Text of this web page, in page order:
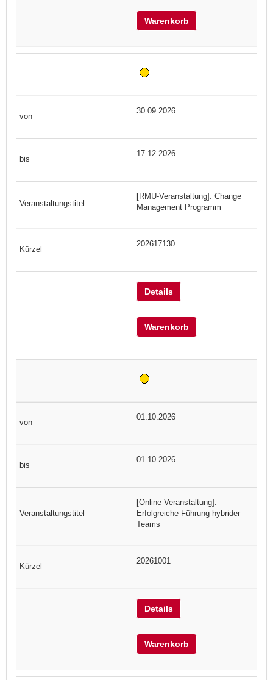
Warenkorb
30.09.2026
17.12.2026
[RMU-Veranstaltung]: Change
Management Programm
202617130
Details
Warenkorb
01.10.2026
01.10.2026
[Online Veranstaltung]:
Erfolgreiche Führung hybrider
Teams
20261001
Details
Warenkorb